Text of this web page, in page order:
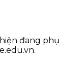
đang phụ